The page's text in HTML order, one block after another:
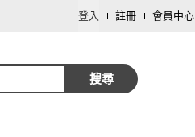
登入 註冊 會員中心
搜尋